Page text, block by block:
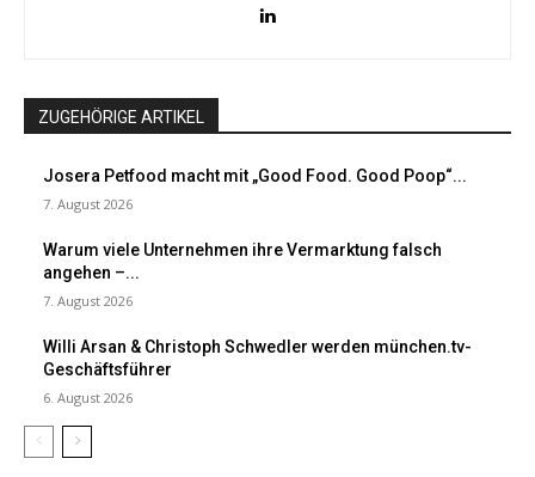
ZUGEHÖRIGE ARTIKEL
Josera Petfood macht mit „Good Food. Good Poop“...
7. August 2026
Warum viele Unternehmen ihre Vermarktung falsch
angehen –...
7. August 2026
Willi Arsan & Christoph Schwedler werden münchen.tv-
Geschäftsführer
6. August 2026